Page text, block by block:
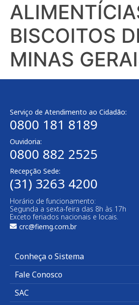
BISCOITOS
MINAS
Serviço de Atendimento ao Cidadão:
0800 181 8189
Ouvidoria:
0800 882 2525​
Recepção Sede:
(31) 3263 4200
Horário de funcionamento:
Segunda a sexta-feira das 8h às 17h
Exceto feriados nacionais e locais.
crc@fiemg.com.br
Conheça o Sistema
Fale Conosco
SAC